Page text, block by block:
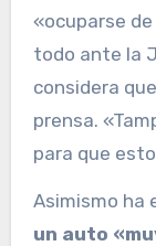
«ocuparse de
todo ante la
considera
prensa.
para que
Asimismo ha
un auto